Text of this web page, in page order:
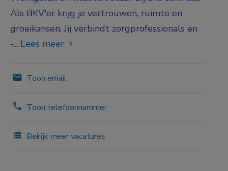
Als BKV'er krijg je vertrouwen, ruimte en
groeikansen. Jij verbindt zorgprofessionals en
-... Lees meer
Toon email
Toon telefoonnummer
Bekijk meer vacatures